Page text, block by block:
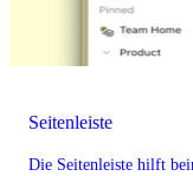
Seitenleiste
Die Seitenleiste hilft